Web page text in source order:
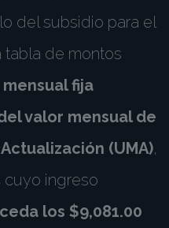
del subsidio para el
de montos
fija
valor mensual de
(UMA),
cuyo ingreso
los $9,081.00